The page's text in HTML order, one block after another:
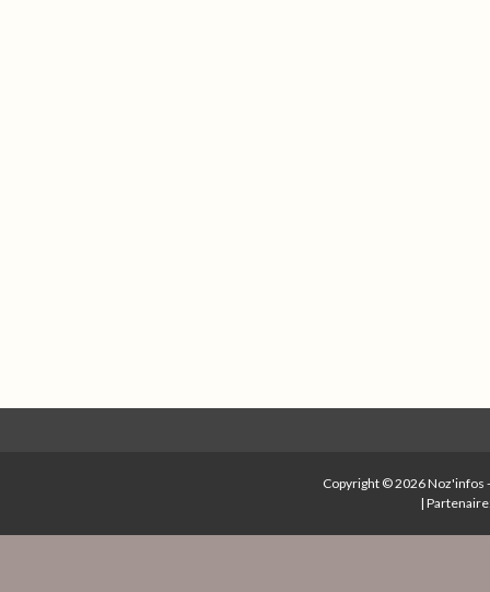
Copyright © 2026Noz'infos
|